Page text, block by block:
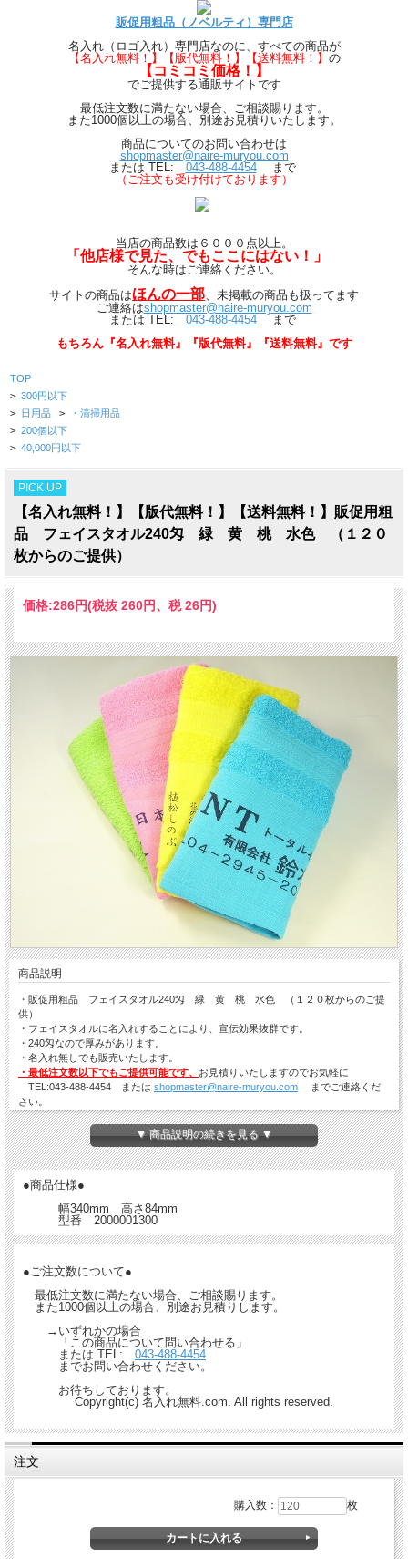
販促用粗品（ノベルティ）専門店
名入れ（ロゴ入れ）専門店なのに、すべての商品が
【名入れ無料！】【版代無料！】【送料無料！】 の
【コミコミ価格！】
でご提供する通販サイトです
最低注文数に満たない場合、ご相談賜ります。
また1000個以上の場合、別途お見積りいたします。
商品についてのお問い合わせは
shopmaster@naire-muryou.com
または TEL: 043-488-4454まで
（ご注文も受け付けております）
当店の商品数は６０００点以上。
「他店様で見た、でもここにはない！」
そんな時はご連絡ください。
サイトの商品はほんの一部、 未掲載の商品も扱ってます
ご連絡はshopmaster@naire-muryou.com
または TEL: 043-488-4454まで
もちろん『名入れ無料』『版代無料』『送料無料』です
TOP
> 300円以下
> 日用品 > ・清掃用品
> 200個以下
> 40,000円以下
PICK UP
【名入れ無料！】【版代無料！】【送料無料！】販促用粗
品 フェイスタオル240匁 緑 黄 桃 水色 （１２０
枚からのご提供）
価格:286円(税抜 260円、税 26円)
商品説明
・販促用粗品 フェイスタオル240匁 緑 黄 桃 水色 （１２０枚からのご提
供）
・フェイスタオルに名入れすることにより、宣伝効果抜群です。
・240匁なので厚みがあります。
・名入れ無しでも販売いたします。
・最低注文数以下でもご提供可能です、 お見積りいたしますのでお気軽に
TEL:043-488-4454 または shopmaster@naire-muryou.com までご連絡くだ
さい。
▼ 商品説明の続きを見る ▼
●商品仕様●
幅340mm 高さ84mm
型番 2000001300
●ご注文数について●
最低注文数に満たない場合、ご相談賜ります。
また1000個以上の場合、別途お見積りします。
→いずれかの場合
「この商品について問い合わせる」
または TEL: 043-488-4454
までお問い合わせください。
お待ちしております。
Copyright(c) 名入れ無料.com. All rights reserved.
注文
購入数： 枚